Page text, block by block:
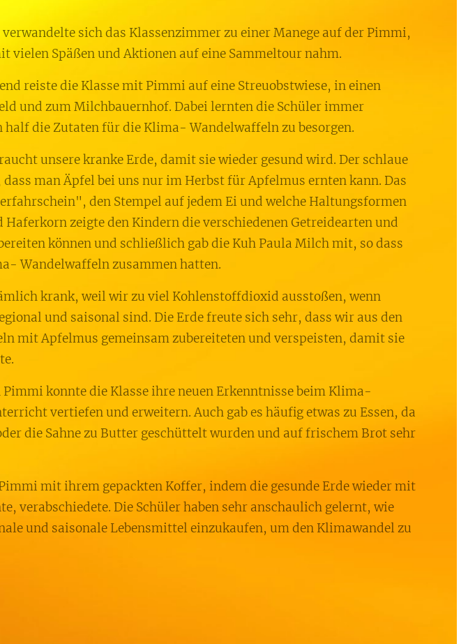
sich das Klassenzimmer zu einer Manege auf der Pimmi,
vielen Späßen und Aktionen auf eine Sammeltour nahm.
reiste die Klasse mit Pimmi auf eine Streuobstwiese, in einen
und zum Milchbauernhof. Dabei lernten die Schüler immer
half die Zutaten für die Klima- Wandelwaffeln zu besorgen.
unsere kranke Erde, damit sie wieder gesund wird. Der schlaue
man Äpfel bei uns nur im Herbst für Apfelmus ernten kann. Das
den Stempel auf jedem Ei und welche Haltungsformen
Haferkorn zeigte den Kindern die verschiedenen Getreidearten und
können und schließlich gab die Kuh Paula Milch mit, so dass
Wandelwaffeln zusammen hatten.
krank, weil wir zu viel Kohlenstoffdioxid ausstoßen, wenn
und saisonal sind. Die Erde freute sich sehr, dass wir aus den
mit Apfelmus gemeinsam zubereiteten und verspeisten, damit sie
Pimmi konnte die Klasse ihre neuen Erkenntnisse beim Klima-
vertiefen und erweitern. Auch gab es häufig etwas zu Essen, da
die Sahne zu Butter geschüttelt wurden und auf frischem Brot sehr
mit ihrem gepackten Koffer, indem die gesunde Erde wieder mit
verabschiedete. Die Schüler haben sehr anschaulich gelernt, wie
und saisonale Lebensmittel einzukaufen, um den Klimawandel zu